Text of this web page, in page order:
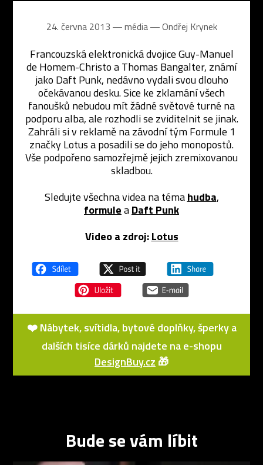
24. června 2013 ― média ―Ondřej Krynek
Francouzská elektronická dvojice Guy-Manuel
de Homem-Christo a Thomas Bangalter, známí
jako Daft Punk, nedávno vydali svou dlouho
očekávanou desku. Sice ke zklamání všech
fanoušků nebudou mít žádné světové turné na
podporu alba, ale rozhodli se zviditelnit se jinak.
Zahráli si v reklamě na závodní tým Formule 1
značky Lotus a posadili se do jeho monopostů.
Vše podpořeno samozřejmě jejich zremixovanou
skladbou.
Sledujte všechna videa na témahudba,
formuleaDaft Punk
Video a zdroj: Lotus
❤️ Nábytek, svítidla, bytové doplňky, šperky a
dalších tisíce dárků najdete na e-shopu
DesignBuy.cz 🎁
Bude se vám líbit